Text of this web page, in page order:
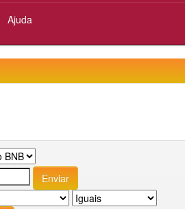
Ajuda